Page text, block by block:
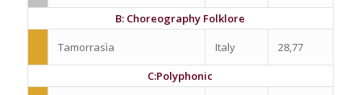
B: Choreography Folklore
Tamorrasìa
Italy
28,77
C:Polyphonic